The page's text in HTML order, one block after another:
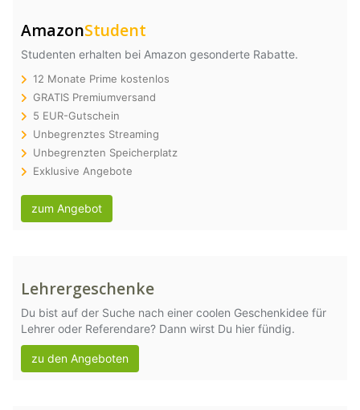
AmazonStudent
Studenten erhalten bei Amazon gesonderte Rabatte.
12 Monate Prime kostenlos
GRATIS Premiumversand
5 EUR-Gutschein
Unbegrenztes Streaming
Unbegrenzten Speicherplatz
Exklusive Angebote
zum Angebot
Lehrergeschenke
Du bist auf der Suche nach einer coolen Geschenkidee für
Lehrer oder Referendare? Dann wirst Du hier fündig.
zu den Angeboten